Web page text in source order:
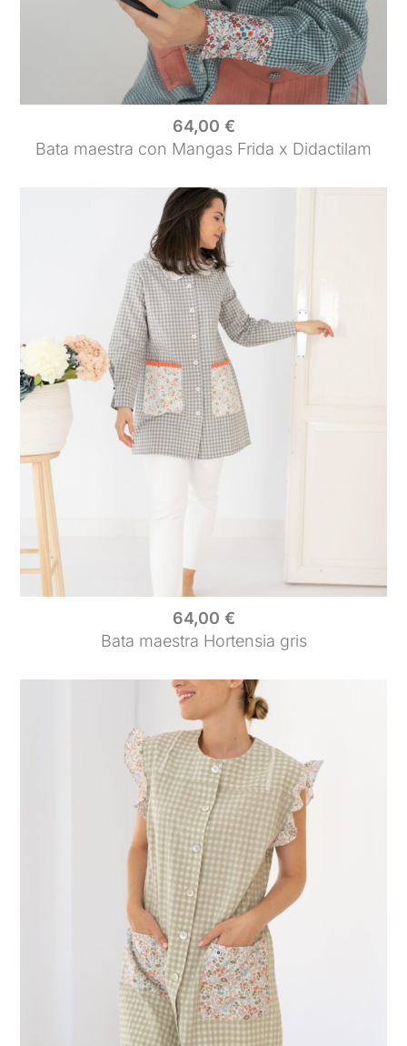
64,00 €
Bata maestra con Mangas Frida x Didactilam
64,00 €
Bata maestra Hortensia gris